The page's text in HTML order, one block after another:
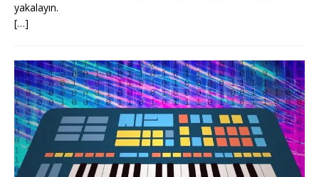
yakalayın.
[…]